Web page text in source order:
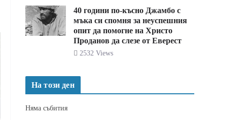
40 години по-късно Джамбо с
мъка си спомня за неуспешния
опит да помогне на Христо
Проданов да слезе от Еверест
2532 Views
На този ден
Няма събития